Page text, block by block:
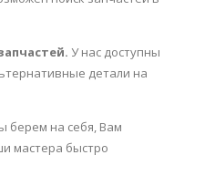
У нас доступны
детали на
берем на себя, Вам
мастера быстро